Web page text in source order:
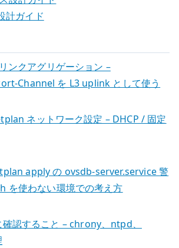
計ガイド
ンクアグリゲーション –
Channel を L3 uplink として使う
ネットワーク設定 – DHCP / 固定
apply の ovsdb-server.service 警
を使わない環境での考え方
認すること – chrony、ntpd、